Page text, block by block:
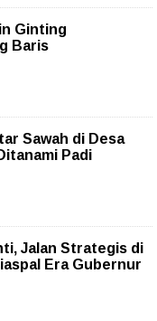
Ginting
Baris
Sawah di Desa
Padi
Jalan Strategis di
Era Gubernur